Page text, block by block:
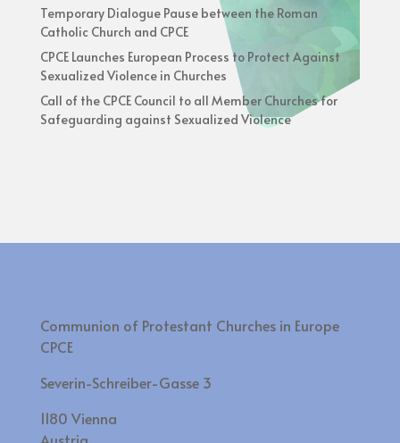
Temporary Dialogue Pause between the Roman
Catholic Church and CPCE
CPCE Launches European Process to Protect Against
Sexualized Violence in Churches
Call of the CPCE Council to all Member Churches for
Safeguarding against Sexualized Violence
Communion of Protestant Churches in Europe
CPCE
Severin-Schreiber-Gasse 3
1180 Vienna